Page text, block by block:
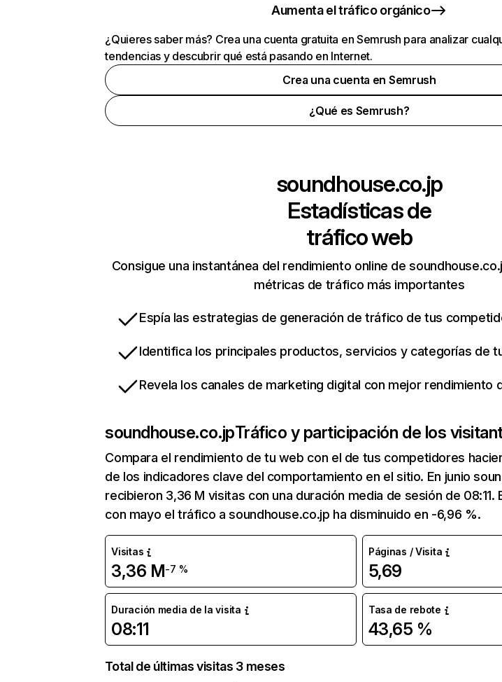
Aumenta el tráfico orgánico
¿Quieres saber más? Crea una cuenta gratuita en Semrush para analizar
tendencias y descubrir qué está pasando en Internet.
Crea una cuenta en Semrush
¿Qué es Semrush?
soundhouse.co.jp
Estadísticas de
tráfico web
Consigue una instantánea del rendimiento online de
métricas de tráfico más importantes
Espía las estrategias de generación de tráfico de tus
Identifica los principales productos, servicios y categorías de
Revela los canales de marketing digital con mejor rendimiento
soundhouse.co.jpTráfico y participación de los
Compara el rendimiento de tu web con el de tus competidores
de los indicadores clave del comportamiento en el sitio. En junio
recibieron 3,36 M visitas con una duración media de sesión de 08:11.
con mayo el tráfico a soundhouse.co.jp ha disminuido en -6,96 %.
Visitas
3,36 M-7 %
Páginas / Visita
5,69
Duración media de la visita
08:11
Tasa de rebote
43,65 %
Total de últimas visitas 3 meses